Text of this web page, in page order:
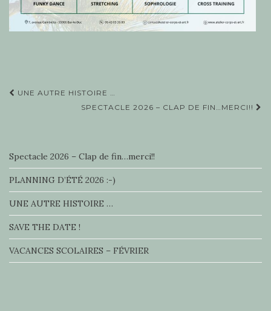
Navigation
UNE AUTRE HISTOIRE …
SPECTACLE 2026 – CLAP DE FIN…MERCI!!
Spectacle 2026 – Clap de fin…merci!!
PLANNING D’ÉTÉ 2026 :-)
UNE AUTRE HISTOIRE …
SAVE THE DATE !
VACANCES SCOLAIRES – FÉVRIER